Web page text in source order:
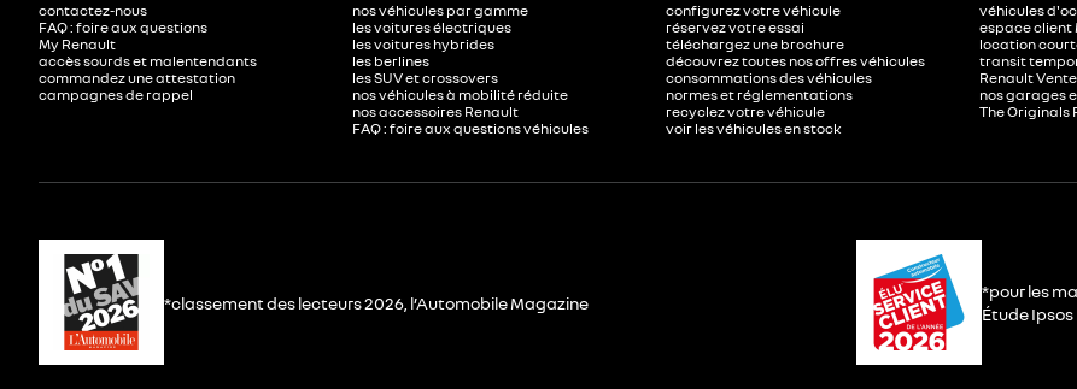
contactez-nous
FAQ : foire aux questions
My Renault
accès sourds et malentendants
commandez une attestation
campagnes de rappel
nos véhicules par gamme
les voitures électriques
les voitures hybrides
les berlines
les SUV et crossovers
nos véhicules à mobilité réduite
nos accessoires Renault​
FAQ : foire aux questions véhicules
configurez votre véhicule
réservez votre essai
téléchargez une brochure
découvrez toutes nos offres véhicules
consommations des véhicules
normes et réglementations
recyclez votre véhicule
voir les véhicules en stock
véhicules
espace client
location
transit
Renault
nos garages
The Originals
*classement des lecteurs 2026, l’Automobile Magazine
*pour les
Étude Ipsos